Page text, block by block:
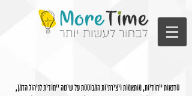
סדנאות ייחודיות, מותאמות ויצירתיות המבוססת על שיטה ייחודית לניהול הזמן,